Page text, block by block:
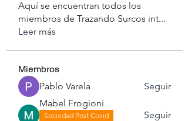
Aquí se encuentran todos los
miembros de Trazando Surcos int...
Leer más
Miembros
Pablo Varela
Seguir
Mabel Frogioni
Sociedad Post Covid
Seguir